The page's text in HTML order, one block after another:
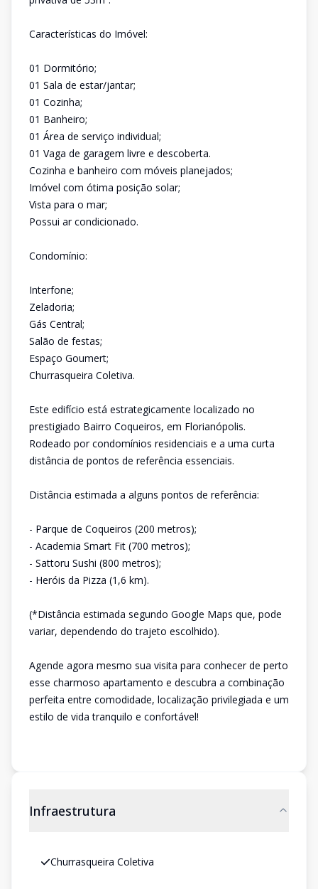
Características do Imóvel:
01 Dormitório;
01 Sala de estar/jantar;
01 Cozinha;
01 Banheiro;
01 Área de serviço individual;
01 Vaga de garagem livre e descoberta.
Cozinha e banheiro com móveis planejados;
Imóvel com ótima posição solar;
Vista para o mar;
Possui ar condicionado.
Condomínio:
Interfone;
Zeladoria;
Gás Central;
Salão de festas;
Espaço Goumert;
Churrasqueira Coletiva.
Este edifício está estrategicamente localizado no
prestigiado Bairro Coqueiros, em Florianópolis.
Rodeado por condomínios residenciais e a uma curta
distância de pontos de referência essenciais.
Distância estimada a alguns pontos de referência:
- Parque de Coqueiros (200 metros);
- Academia Smart Fit (700 metros);
- Sattoru Sushi (800 metros);
- Heróis da Pizza (1,6 km).
(*Distância estimada segundo Google Maps que, pode
variar, dependendo do trajeto escolhido).
Agende agora mesmo sua visita para conhecer de perto
esse charmoso apartamento e descubra a combinação
perfeita entre comodidade, localização privilegiada e um
estilo de vida tranquilo e confortável!
Infraestrutura
Churrasqueira Coletiva